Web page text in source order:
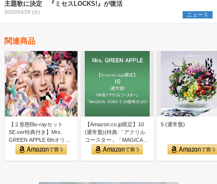
主題歌に決定 『ミセスLOCKS!』が復活
2022/03/29 (火) ニュース
関連商品
【２形態Blu-rayセット
SE.ver特典付き】Mrs.
GREEN APPLE 6thオリ
ジ…
【Amazon.co.jp限定】10
(通常盤)(特典:「アクリル
コースター」「MAGICAL
C…
5 (通常盤)